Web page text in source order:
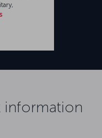
information